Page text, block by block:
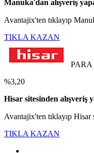
Manuka'dan alışveriş
Avantajix'ten tıklayıp
TIKLA KAZAN
%3,20
Hisar sitesinden
Avantajix'ten tıklayıp
TIKLA KAZAN